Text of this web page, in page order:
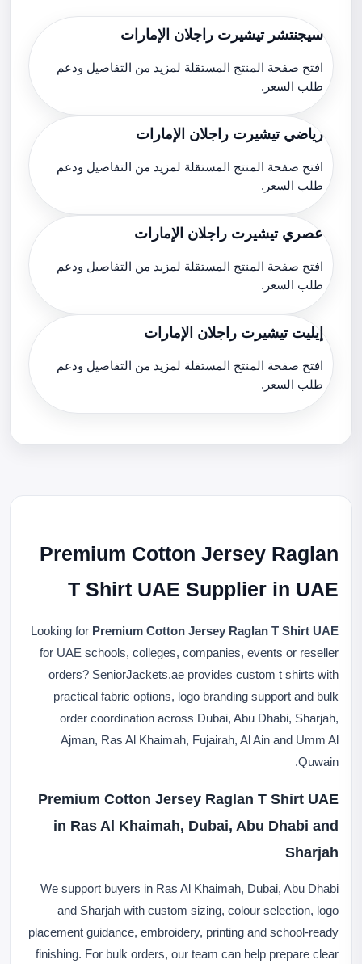
سيجنتشر تيشيرت راجلان الإمارات
افتح صفحة المنتج المستقلة لمزيد من التفاصيل ودعم
طلب السعر.
رياضي تيشيرت راجلان الإمارات
افتح صفحة المنتج المستقلة لمزيد من التفاصيل ودعم
طلب السعر.
عصري تيشيرت راجلان الإمارات
افتح صفحة المنتج المستقلة لمزيد من التفاصيل ودعم
طلب السعر.
إيليت تيشيرت راجلان الإمارات
افتح صفحة المنتج المستقلة لمزيد من التفاصيل ودعم
طلب السعر.
Premium Cotton Jersey Raglan
T Shirt UAE Supplier in UAE
Looking for Premium Cotton Jersey Raglan T Shirt UAE
for UAE schools, colleges, companies, events or reseller
orders? SeniorJackets.ae provides custom t shirts with
practical fabric options, logo branding support and bulk
order coordination across Dubai, Abu Dhabi, Sharjah,
Ajman, Ras Al Khaimah, Fujairah, Al Ain and Umm Al
Quwain.
Premium Cotton Jersey Raglan T Shirt UAE
in Ras Al Khaimah, Dubai, Abu Dhabi and
Sharjah
We support buyers in Ras Al Khaimah, Dubai, Abu Dhabi
and Sharjah with custom sizing, colour selection, logo
placement guidance, embroidery, printing and school-ready
finishing. For bulk orders, our team can help prepare clear